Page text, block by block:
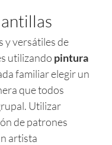
y versátiles de
utilizando pintura
familiar elegir un
que todos
Utilizar
de patrones
artista